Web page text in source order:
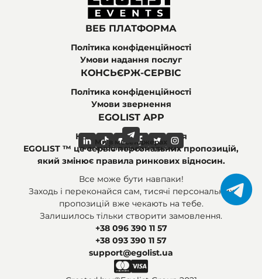
ВЕБ ПЛАТФОРМА
Політика конфіденційності
Умови надання послуг
КОНСЬЄРЖ-СЕРВІС
Політика конфіденційності
Умови звернення
EGOLIST APP
Найпоширеніші питання
Ми в соціальних мережах
Ми в месенджерах
EGOLIST ™ це сервіс персональних пропозицій,
який змінює правила ринкових відносин.
Все може бути навпаки!
Заходь і переконайся сам, тисячі персональних
пропозицій вже чекають на тебе.
Залишилось тільки створити замовлення.
+38 096 390 11 57
+38 093 390 11 57
support@egolist.ua